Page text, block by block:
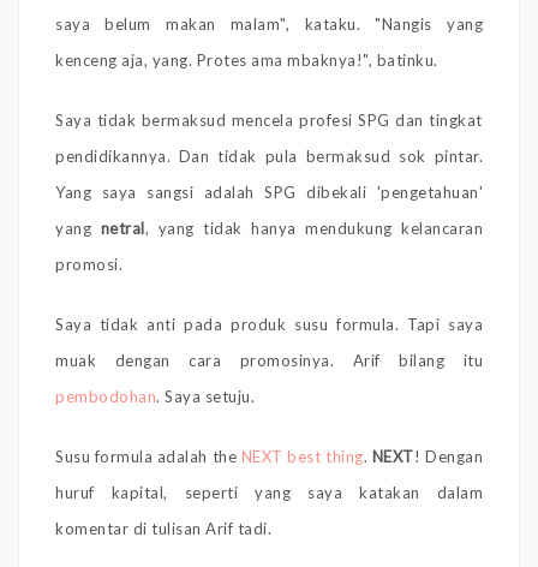
saya belum makan malam", kataku. "Nangis yang
kenceng aja, yang. Protes ama mbaknya!", batinku.
Saya tidak bermaksud mencela profesi SPG dan tingkat
pendidikannya. Dan tidak pula bermaksud sok pintar.
Yang saya sangsi adalah SPG dibekali 'pengetahuan'
yang netral, yang tidak hanya mendukung kelancaran
promosi.
Saya tidak anti pada produk susu formula. Tapi saya
muak dengan cara promosinya. Arif bilang itu
pembodohan. Saya setuju.
Susu formula adalah the NEXT best thing. NEXT! Dengan
huruf kapital, seperti yang saya katakan dalam
komentar di tulisan Arif tadi.